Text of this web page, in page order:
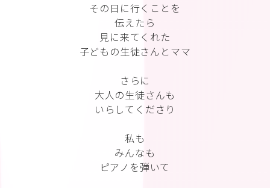
その日に行くことを
伝えたら
見に来てくれた
子どもの生徒さんとママ
さらに
大人の生徒さんも
いらしてくださり
私も
みんなも
ピアノを弾いて